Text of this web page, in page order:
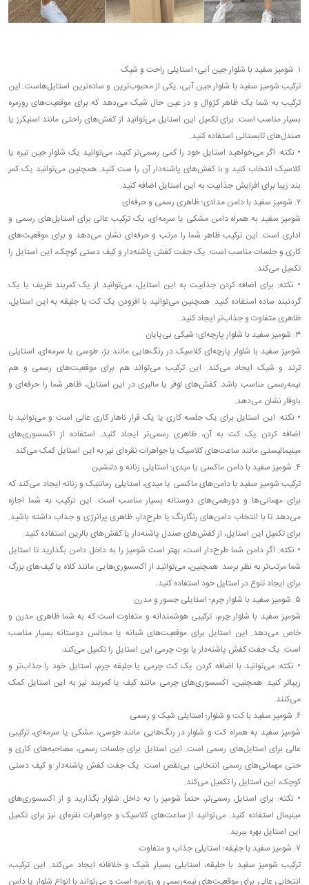
۱. شومیز سفید با شلوار جین آبی؛ استایلی راحت و شیک
ترکیب شومیز سفید با شلوار جین آبی، یکی از محبوب‌ترین و ساده‌ترین استایل‌هاست. این
ترکیب به شما یک ظاهر کژوال و در عین حال شیک می‌دهد که برای موقعیت‌های روزمره
بسیار مناسب است. برای تکمیل این استایل می‌توانید از کفش‌های راحتی مانند اسنیکرز یا
صندل‌های تابستانی استفاده کنید.
• نکته: اگر می‌خواهید استایل خود را کمی رسمی‌تر کنید، می‌توانید یک شلوار جین تیره یا
کلاسیک انتخاب کنید و با کفش‌های پاشنه‌دار آن را ست کنید. همچنین می‌توانید یک کمر
بند زیبا برای افزایش جذابیت به این استایل اضافه کنید.
۲. شومیز سفید با دامن مدادی؛ ظاهری رسمی و حرفه‌ای
شومیز سفید به همراه دامن مشکی یا سرمه‌ای، یک ترکیب عالی برای استایل‌های رسمی و
اداری است. این ترکیب ظاهر شما را مرتب و حرفه‌ای نشان می‌دهد و برای موقعیت‌های
کاری و جلسات مناسب است. یک جفت کفش پاشنه‌دار و کیف دستی کوچک، این استایل را
تکمیل می‌کند.
• نکته: برای اضافه کردن جذابیت به این استایل، می‌توانید از یک کمربند ظریف یا یک
گردنبند ساده استفاده کنید. همچنین می‌توانید با افزودن یک کت یا جلیقه به این استایل،
ظاهری متفاوت و جذاب‌تر ایجاد کنید.
۳. شومیز سفید با شلوار پارچه‌ای؛ شیکی بی‌پایان
شومیز سفید با شلوار پارچه‌ای کلاسیک در رنگ‌هایی مانند بژ، طوسی یا سرمه‌ای، استایلی
ترند و شیک ایجاد می‌کند. این ترکیب می‌تواند هم برای موقعیت‌های رسمی و هم
نیمه‌رسمی مناسب باشد. کفش‌های لوفر یا مالبری در این استایل، ظاهر شما را حرفه‌ای و
باوقار نشان می‌دهد.
• نکته: این استایل برای یک جلسه کاری یا یک قرار ناهار کاری عالی است و می‌توانید با
اضافه کردن یک کت به آن، ظاهری رسمی‌تر ایجاد کنید. استفاده از اکسسوری‌های
مینیمالیستی مانند ساعت‌های کلاسیک یا جواهرات نقره‌ای نیز به این استایل کمک می‌کند.
۴. شومیز سفید با دامن ماکسی یا میدی؛ استایلی زنانه و دلنشین
ترکیب شومیز سفید با دامن‌های ماکسی یا میدی، استایلی رمانتیک و زنانه ایجاد می‌کند که
برای مهمانی‌ها و دورهمی‌های دوستانه بسیار مناسب است. این ترکیب به شما اجازه
می‌دهد تا با انتخاب دامن‌های رنگارنگ یا طرح‌دار، ظاهری پرانرژی و جذاب داشته باشید.
برای تکمیل این استایل، از کفش‌های صندل پاشنه‌دار یا کفش‌های بالرین استفاده کنید.
• نکته: اگر دامن شما طرح‌دار است، بهتر است شومیز را به داخل دامن بگذارید تا استایل
شما مرتب‌تر به نظر برسد. همچنین، می‌توانید از اکسسوری‌هایی مانند کلاه یا کیف‌های بزرگ
برای ایجاد تنوع در استایل خود استفاده کنید.
۵. شومیز سفید با شلوار چرم؛ استایلی جسور و مدرن
شومیز سفید با شلوار چرم، ترکیبی هوشمندانه و متفاوت است که به شما ظاهری مدرن و
خاص می‌دهد. این استایل برای موقعیت‌های شبانه یا مجالس دوستانه بسیار مناسب
است. یک جفت کفش پاشنه‌دار یا بوت چرمی این استایل را تکمیل می‌کند.
• نکته: می‌توانید با اضافه کردن یک کت چرمی یا جلیقه چرم، استایل خود را جذاب‌تر و
زیباتر کنید. همچنین، اکسسوری‌های چرمی مانند کیف یا کمربند نیز به این استایل کمک
می‌کنند.
۶. شومیز سفید با کت و شلوار؛ استایلی شیک و رسمی
شومیز سفید به همراه کت و شلوار در رنگ‌هایی مانند طوسی، مشکی یا سرمه‌ای، ترکیبی
عالی برای استایل‌های رسمی است. این استایل برای جلسات رسمی، مصاحبه‌های کاری و
حتی مهمانی‌های رسمی انتخابی بی‌نقص است. یک جفت کفش پاشنه‌دار و کیف دستی
کوچک، این استایل را تکمیل می‌کند.
• نکته: برای استایل رسمی‌تر، حتماً شومیز را به داخل شلوار بگذارید و از اکسسوری‌های
مینیمال استفاده کنید. می‌توانید از ساعت‌های کلاسیک و جواهرات نقره‌ای نیز برای تکمیل
این استایل بهره ببرید.
۷. شومیز سفید با جلیقه؛ استایلی جذاب و متفاوت
ترکیب شومیز سفید با جلیقه، استایلی بسیار شیک و خلاقانه ایجاد می‌کند. این ترکیب،
انتخابی عالی برای موقعیت‌های نیمه‌رسمی و روزمره است و می‌تواند با انواع شلوار یا دامن